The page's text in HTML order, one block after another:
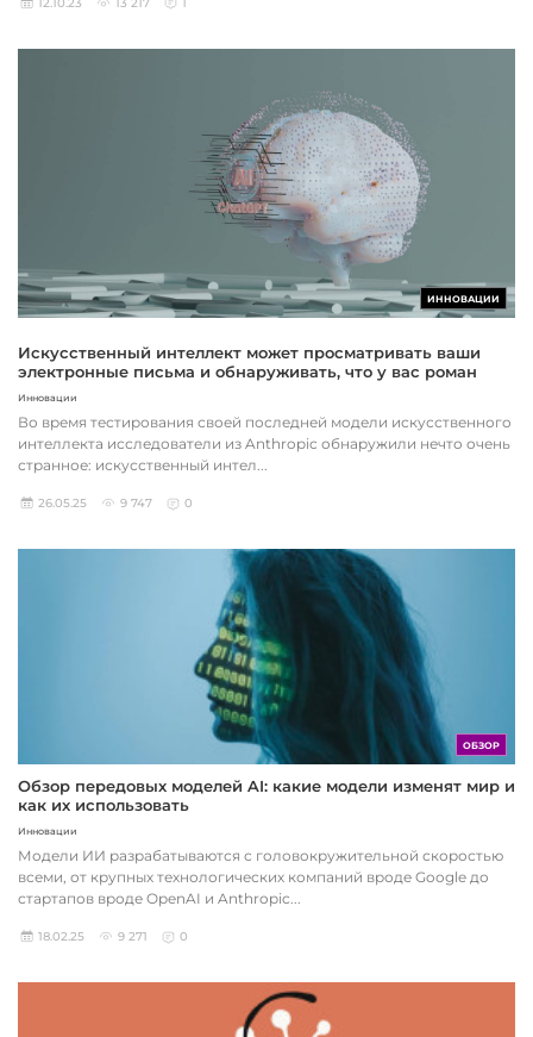
ИННОВАЦИИ
Искусственный интеллект может просматривать ваши
электронные письма и обнаруживать, что у вас роман
Инновации
Во время тестирования своей последней модели искусственного
интеллекта исследователи из Anthropic обнаружили нечто очень
странное: искусственный интел...
26.05.25 9 747 0
ОБЗОР
Обзор передовых моделей AI: какие модели изменят мир и
как их использовать
Инновации
Модели ИИ разрабатываются с головокружительной скоростью
всеми, от крупных технологических компаний вроде Google до
стартапов вроде OpenAI и Anthropic...
18.02.25 9 271 0